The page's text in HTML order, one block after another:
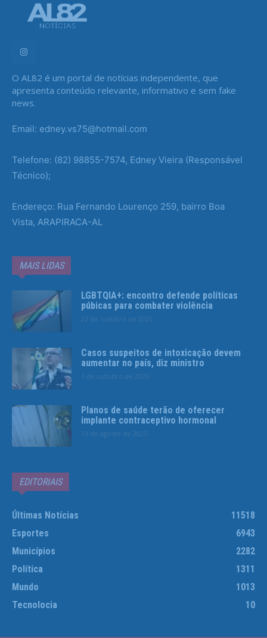
O AL82 é um portal de notícias independente, que
apresenta conteúdo relevante, informativo e sem fake
news.
Email: edney.vs75@hotmail.com
Telefone: (82) 98855-7574, Edney Vieira (Responsável
Técnico);
Endereço: Rua Fernando Lourenço 259, bairro Boa
Vista, ARAPIRACA-AL
MAIS LIDAS
LGBTQIA+: encontro defende políticas
púbicas para combater violência
22 de outubro de 2025
Casos suspeitos de intoxicação devem
aumentar no país, diz ministro
1 de outubro de 2025
Planos de saúde terão de oferecer
implante contraceptivo hormonal
13 de agosto de 2025
EDITORIAIS
Últimas Notícias
11518
Esportes
6943
Municípios
2282
Política
1311
Mundo
1013
Tecnolocia
10